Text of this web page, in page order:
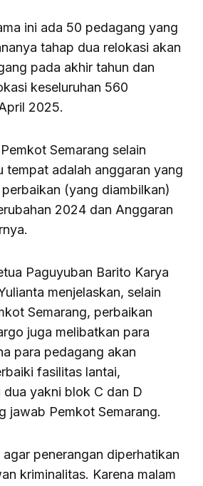
ini ada 50 pedagang yang
tahap dua relokasi akan
pada akhir tahun dan
keseluruhan 560
2025.
Semarang selain
tempat adalah anggaran yang
(yang diambilkan)
2024 dan Anggaran
Paguyuban Barito Karya
menjelaskan, selain
Semarang, perbaikan
juga melibatkan para
para pedagang akan
fasilitas lantai,
yakni blok C dan D
jawab Pemkot Semarang.
agar penerangan diperhatikan
kriminalitas. Karena malam